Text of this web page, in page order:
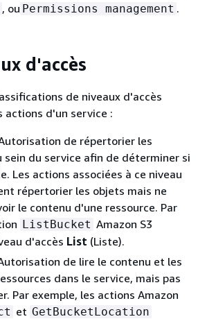
, ou Permissions management .
d'accès
de niveaux d'accès
actions d'un service :
de répertorier les
sein du service afin de déterminer si
Les actions associées à ce niveau
répertorier les objets mais ne
le contenu d'une ressource. Par
ListBucket Amazon S3
d'accès List (Liste).
de lire le contenu et les
dans le service, mais pas
Par exemple, les actions Amazon
et GetBucketLocation